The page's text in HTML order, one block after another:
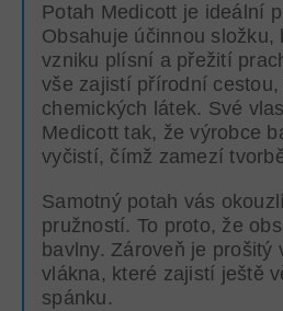
Potah Medicott je ideální
Obsahuje účinnou složku,
vzniku plísní a přežití
vše zajistí přírodní cestou,
chemických látek. Své
Medicott tak, že výrobce
vyčistí, čímž zamezí
Samotný potah vás
pružností. To proto, že
bavlny. Zároveň je prošitý
vlákna, které zajistí ještě
spánku.